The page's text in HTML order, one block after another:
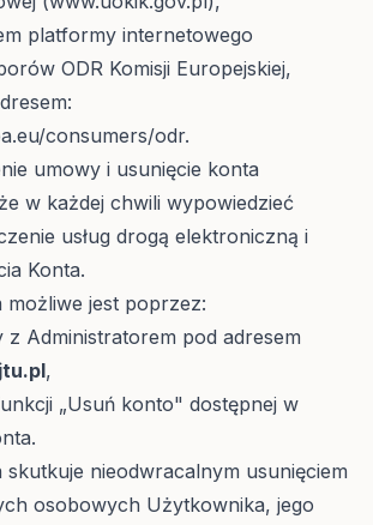
platformy internetowego
ODR Komisji Europejskiej,
consumers/odr.
umowy i usunięcie konta
w każdej chwili wypowiedzieć
usług drogą elektroniczną i
Konta.
możliwe jest poprzez:
z Administratorem pod adresem
,
„Usuń konto" dostępnej w
skutkuje nieodwracalnym usunięciem
osobowych Użytkownika, jego